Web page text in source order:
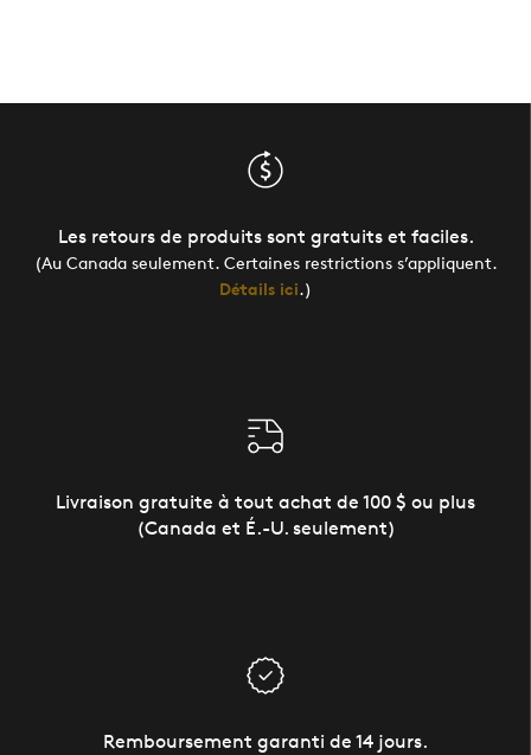
Les retours de produits sont gratuits et faciles.
(Au Canada seulement. Certaines restrictions s’appliquent.
Détails ici.)
Livraison gratuite à tout achat de 100 $ ou plus
(Canada et É.-U. seulement)
Remboursement garanti de 14 jours.